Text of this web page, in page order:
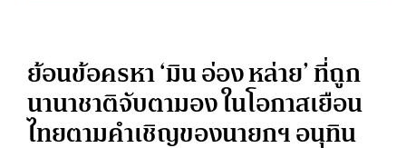
ย้อนข้อครหา ‘มิน อ่อง หล่าย’ ที่ถูก
นานาชาติจับตามอง ในโอกาสเยือน
ไทยตามคำเชิญของนายกฯ อนุทิน